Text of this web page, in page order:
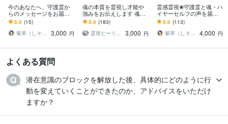
今のあなたへ、守護霊か
らのメッセージをお届け
します リピーター様限定
❀これまでの流れを踏まえ
丁寧にお届けします
5.0 (15)
紫草（しそう）❀真実の霊感霊視・透視鑑定
3,000 円
魂の本質を霊視し才能や
強みをお伝えします 魂の
使命や本質を読み解くリ
ーディング鑑定
5.0 (183)
霊視ヒーリング真琴
3,000 円
霊感霊視❀守護霊と魂・ハ
イヤーセルフの声を届け
ます あなたに「今」必要
な癒しと導きの言葉
5.0 (113)
紫草（しそう）❀真実の霊感霊視・透視鑑定
4,000 円
よくある質問
潜在意識のブロックを解放した後、具体的にどのように行
動を変えていくことができたのか、アドバイスをいただけ
ますか？